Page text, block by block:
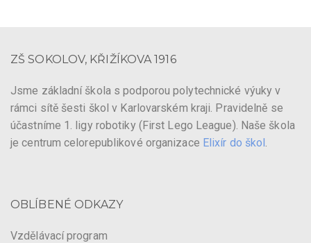
ZŠ SOKOLOV, KŘIŽÍKOVA 1916
Jsme základní škola s podporou polytechnické výuky v
rámci sítě šesti škol v Karlovarském kraji. Pravidelně se
účastníme 1. ligy robotiky (First Lego League). Naše škola
je centrum celorepublikové organizace Elixír do škol.
OBLÍBENÉ ODKAZY
Vzdělávací program